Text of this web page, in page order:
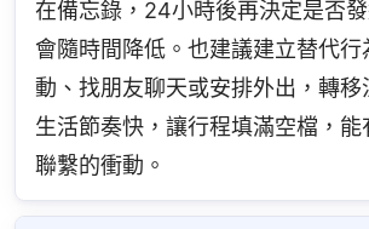
在備忘錄，24小時後再決定是否
會隨時間降低。也建議建立替代行
動、找朋友聊天或安排外出，轉移
生活節奏快，讓行程填滿空檔，能
聯繫的衝動。